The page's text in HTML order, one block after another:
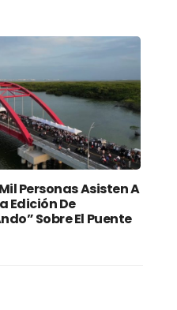
Personas Asisten A
Edición De
Sobre El Puente